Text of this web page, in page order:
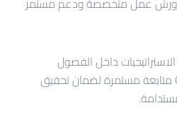
داخل الفصول
الدراسية، يقدم خبراء Cognia متابعة مستمرة لضمان تحقيق